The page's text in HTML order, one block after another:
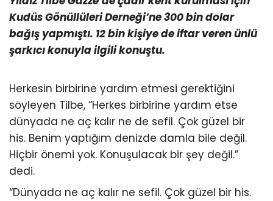
Kudüs Gönüllüleri Derneği’ne 300 bin dolar
bağış yapmıştı. 12 bin kişiye de iftar veren ünlü
şarkıcı konuyla ilgili konuştu.
Herkesin birbirine yardım etmesi gerektiğini
söyleyen Tilbe, “Herkes birbirine yardım etse
dünyada ne aç kalır ne de sefil. Çok güzel bir
his. Benim yaptığım denizde damla bile değil.
Hiçbir önemi yok. Konuşulacak bir şey değil.”
dedi.
“Dünyada ne aç kalır ne sefil. Çok güzel bir his.